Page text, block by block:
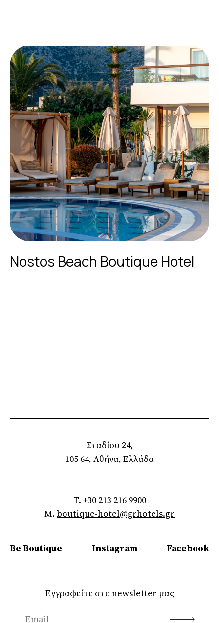
Nostos Beach Boutique Hotel
Σταδίου 24,
105 64, Αθήνα, Ελλάδα
T. +30 213 216 9900
M. boutique-hotel@grhotels.gr
Be Boutique Instagram Facebook
Εγγραφείτε στο newsletter μας